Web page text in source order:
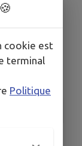
cookie est
terminal
Politique